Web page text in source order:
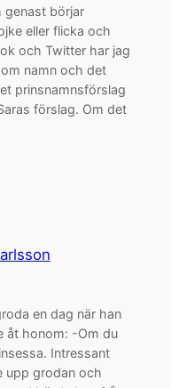
genast börjar
eller flicka och
och Twitter har jag
namn och det
prinsnamnsförslag
förslag. Om det
en dag när han
åt honom: -Om du
Intressant
upp grodan och